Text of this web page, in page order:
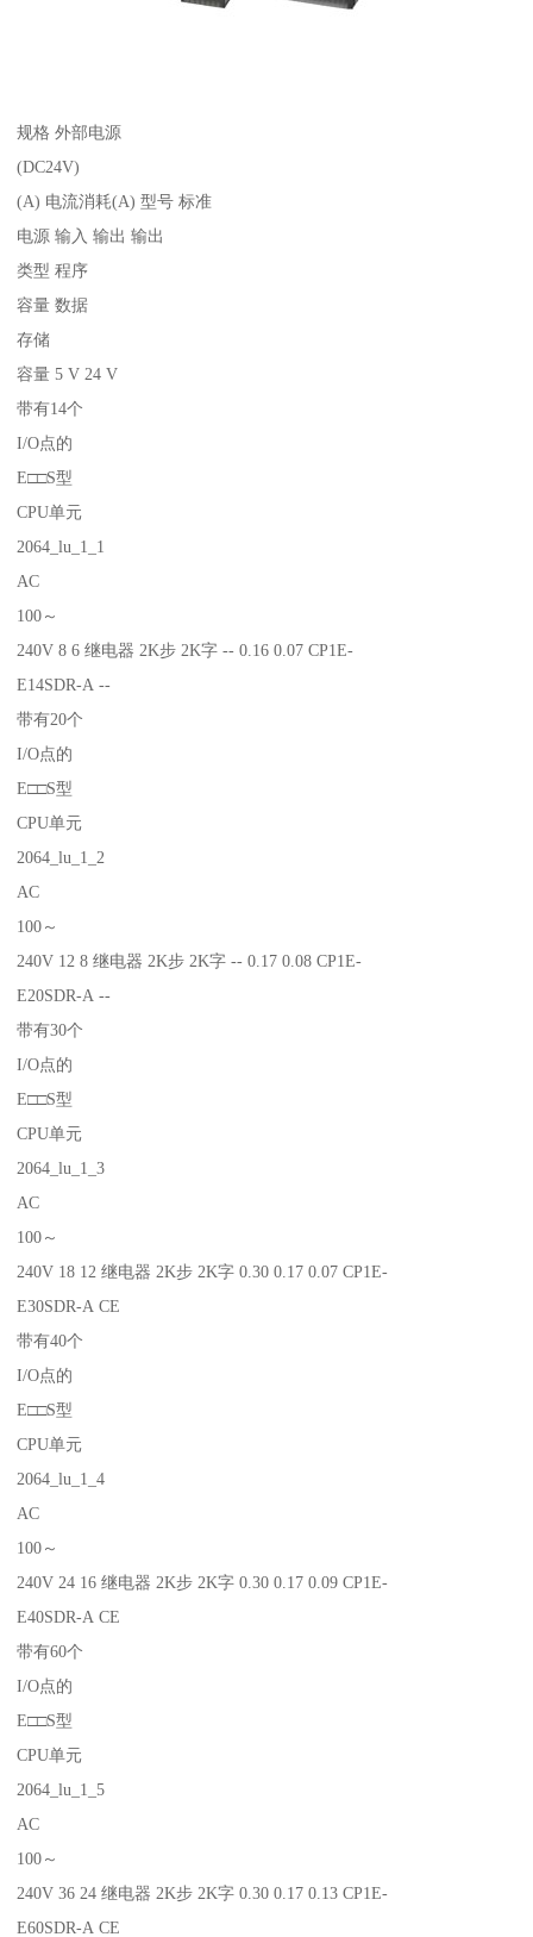
规格 外部电源
(DC24V)
(A) 电流消耗(A) 型号 标准
电源 输入 输出 输出
类型 程序
容量 数据
存储
容量 5 V 24 V
带有14个
I/O点的
E□□S型
CPU单元
2064_lu_1_1
AC
100～
240V 8 6 继电器 2K步 2K字 -- 0.16 0.07 CP1E-
E14SDR-A --
带有20个
I/O点的
E□□S型
CPU单元
2064_lu_1_2
AC
100～
240V 12 8 继电器 2K步 2K字 -- 0.17 0.08 CP1E-
E20SDR-A --
带有30个
I/O点的
E□□S型
CPU单元
2064_lu_1_3
AC
100～
240V 18 12 继电器 2K步 2K字 0.30 0.17 0.07 CP1E-
E30SDR-A CE
带有40个
I/O点的
E□□S型
CPU单元
2064_lu_1_4
AC
100～
240V 24 16 继电器 2K步 2K字 0.30 0.17 0.09 CP1E-
E40SDR-A CE
带有60个
I/O点的
E□□S型
CPU单元
2064_lu_1_5
AC
100～
240V 36 24 继电器 2K步 2K字 0.30 0.17 0.13 CP1E-
E60SDR-A CE